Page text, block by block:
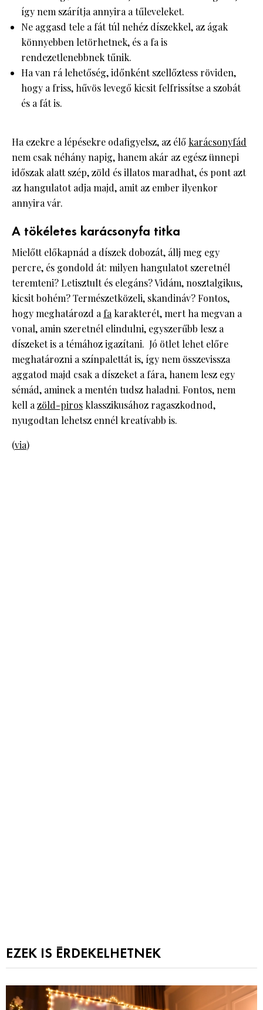
így nem szárítja annyira a tűleveleket.
Ne aggasd tele a fát túl nehéz díszekkel, az ágak
könnyebben letörhetnek, és a fa is
rendezetlenebbnek tűnik.
Ha van rá lehetőség, időnként szellőztess röviden,
hogy a friss, hűvös levegő kicsit felfrissítse a szobát
és a fát is.
Ha ezekre a lépésekre odafigyelsz, az élő karácsonyfád
nem csak néhány napig, hanem akár az egész ünnepi
időszak alatt szép, zöld és illatos maradhat, és pont azt
az hangulatot adja majd, amit az ember ilyenkor
annyira vár.
A tökéletes karácsonyfa titka
Mielőtt előkapnád a díszek dobozát, állj meg egy
percre, és gondold át: milyen hangulatot szeretnél
teremteni? Letisztult és elegáns? Vidám, nosztalgikus,
kicsit bohém? Természetközeli, skandináv? Fontos,
hogy meghatározd afakarakterét, mert ha megvan a
vonal, amin szeretnél elindulni, egyszerűbb lesz a
díszeket is a témához igazítani. Jó ötlet lehet előre
meghatározni a színpalettát is, így nem összevissza
aggatod majd csak a díszeket a fára, hanem lesz egy
sémád, aminek a mentén tudsz haladni. Fontos, nem
kell azöld-piros klasszikusához ragaszkodnod,
nyugodtan lehetsz ennél kreatívabb is.
(via)
EZEK IS ÉRDEKELHETNEK